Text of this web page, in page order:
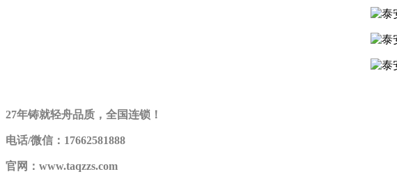
27年铸就轻舟品质，全国连锁！
电话/微信：17662581888
官网：www.taqzzs.com